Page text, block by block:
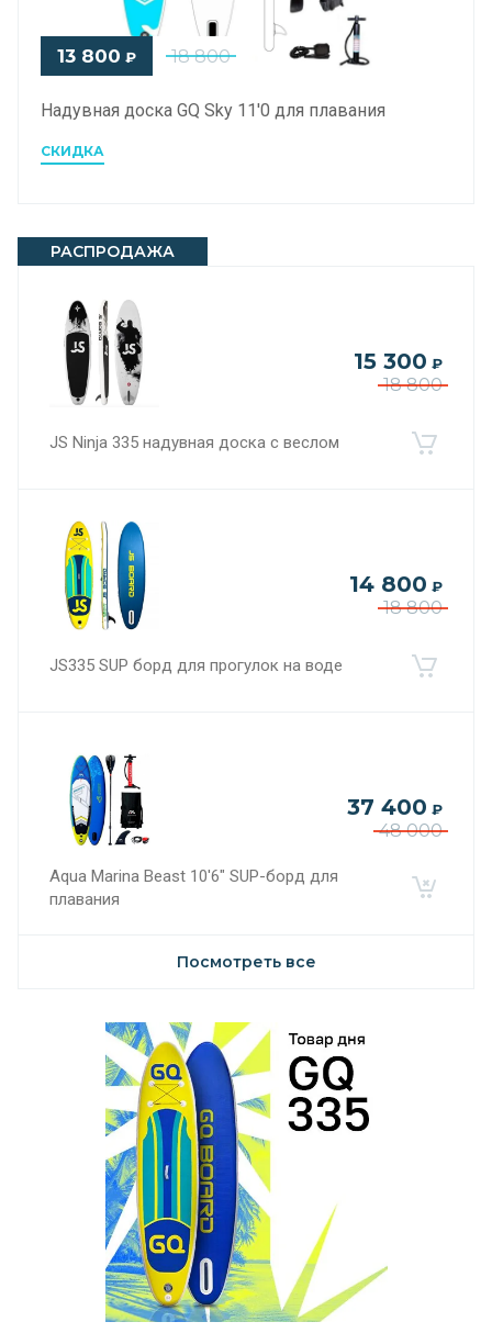
18 800
13 800 ₽
Надувная доска GQ Sky 11'0 для плавания
СКИДКА
РАСПРОДАЖА
18 800
15 300 ₽
JS Ninja 335 надувная доска с веслом
18 800
14 800 ₽
JS335 SUP борд для прогулок на воде
48 000
37 400 ₽
Aqua Marina Beast 10'6" SUP-борд для
плавания
Посмотреть все